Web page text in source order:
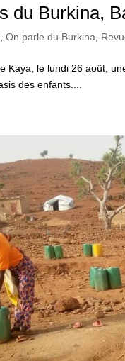
du Burkina,
,On parle du Burkina
Kaya, le lundi 26 août,
des enfants....